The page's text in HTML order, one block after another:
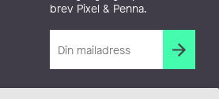
brev Pixel & Penna.